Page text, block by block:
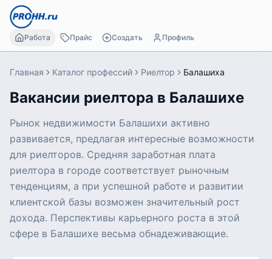
Работа Прайс Создать Профиль
Главная Каталог профессий Риелтор Балашиха
Вакансии риелтора в Балашихе
Рынок недвижимости Балашихи активно
развивается, предлагая интересные возможности
для риелторов. Средняя заработная плата
риелтора в городе соответствует рыночным
тенденциям, а при успешной работе и развитии
клиентской базы возможен значительный рост
дохода. Перспективы карьерного роста в этой
сфере в Балашихе весьма обнадеживающие.